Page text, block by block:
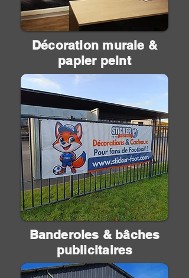
Décoration murale &
papier peint
Banderoles & bâches
publicitaires